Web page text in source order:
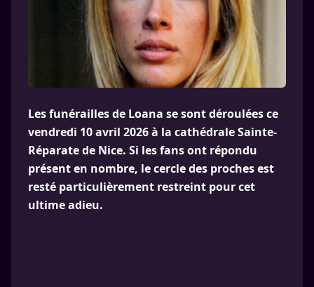
Les funérailles de Loana se sont déroulées ce
vendredi 10 avril 2026 à la cathédrale Sainte-
Réparate de Nice. Si les fans ont répondu
présent en nombre, le cercle des proches est
resté particulièrement restreint pour cet
ultime adieu.